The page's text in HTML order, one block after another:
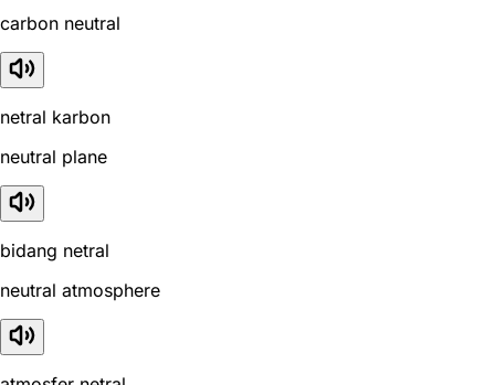
carbon neutral
netral karbon
neutral plane
bidang netral
neutral atmosphere